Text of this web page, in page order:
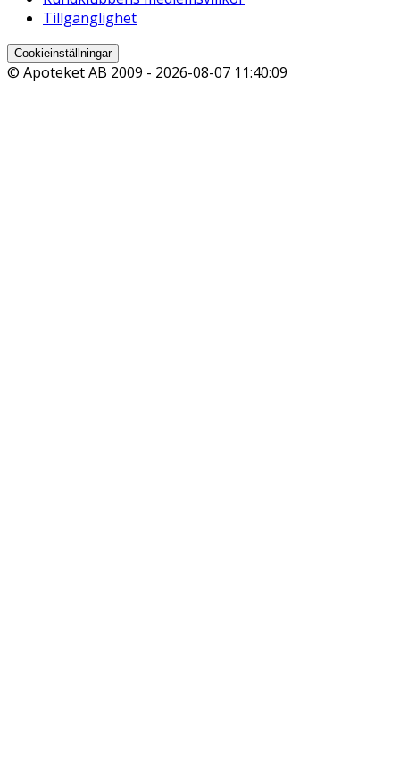
Tillgänglighet
Cookieinställningar
© Apoteket AB 2009 - 2026-08-07 11:40:09